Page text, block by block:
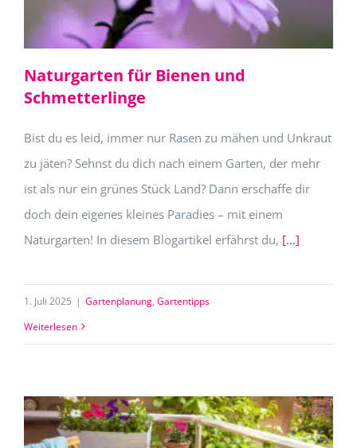
Naturgarten für Bienen und
Schmetterlinge
Bist du es leid, immer nur Rasen zu mähen und Unkraut
zu jäten? Sehnst du dich nach einem Garten, der mehr
ist als nur ein grünes Stück Land? Dann erschaffe dir
doch dein eigenes kleines Paradies – mit einem
Naturgarten! In diesem Blogartikel erfährst du, [...]
1. Juli 2025 | Gartenplanung, Gartentipps
Weiterlesen